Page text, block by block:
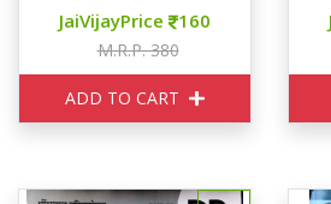
JaiVijayPrice 160
M.R.P. 380
ADD TO CART